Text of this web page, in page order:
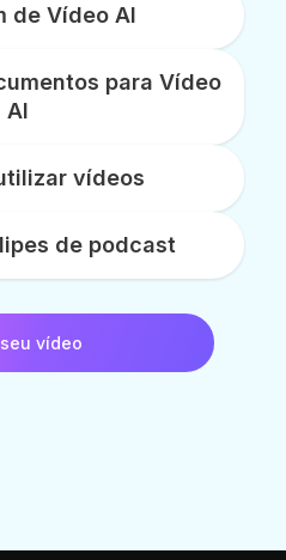
de Vídeo AI
para Vídeo
AI
vídeos
de podcast
vídeo